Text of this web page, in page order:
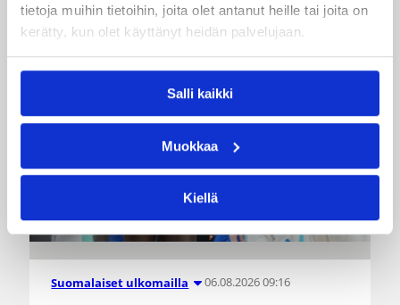
tietoja muihin tietoihin, joita olet antanut heille tai joita on
kerätty, kun olet käyttänyt heidän palvelujaan.
Salli kaikki
Muokkaa
Kiellä
Suomalaiset ulkomailla 06.08.2026 09:16